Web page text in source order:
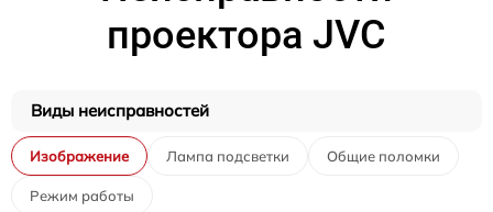
проектора JVC
Виды неисправностей
Изображение Лампа подсветки Общие поломки
Режим работы